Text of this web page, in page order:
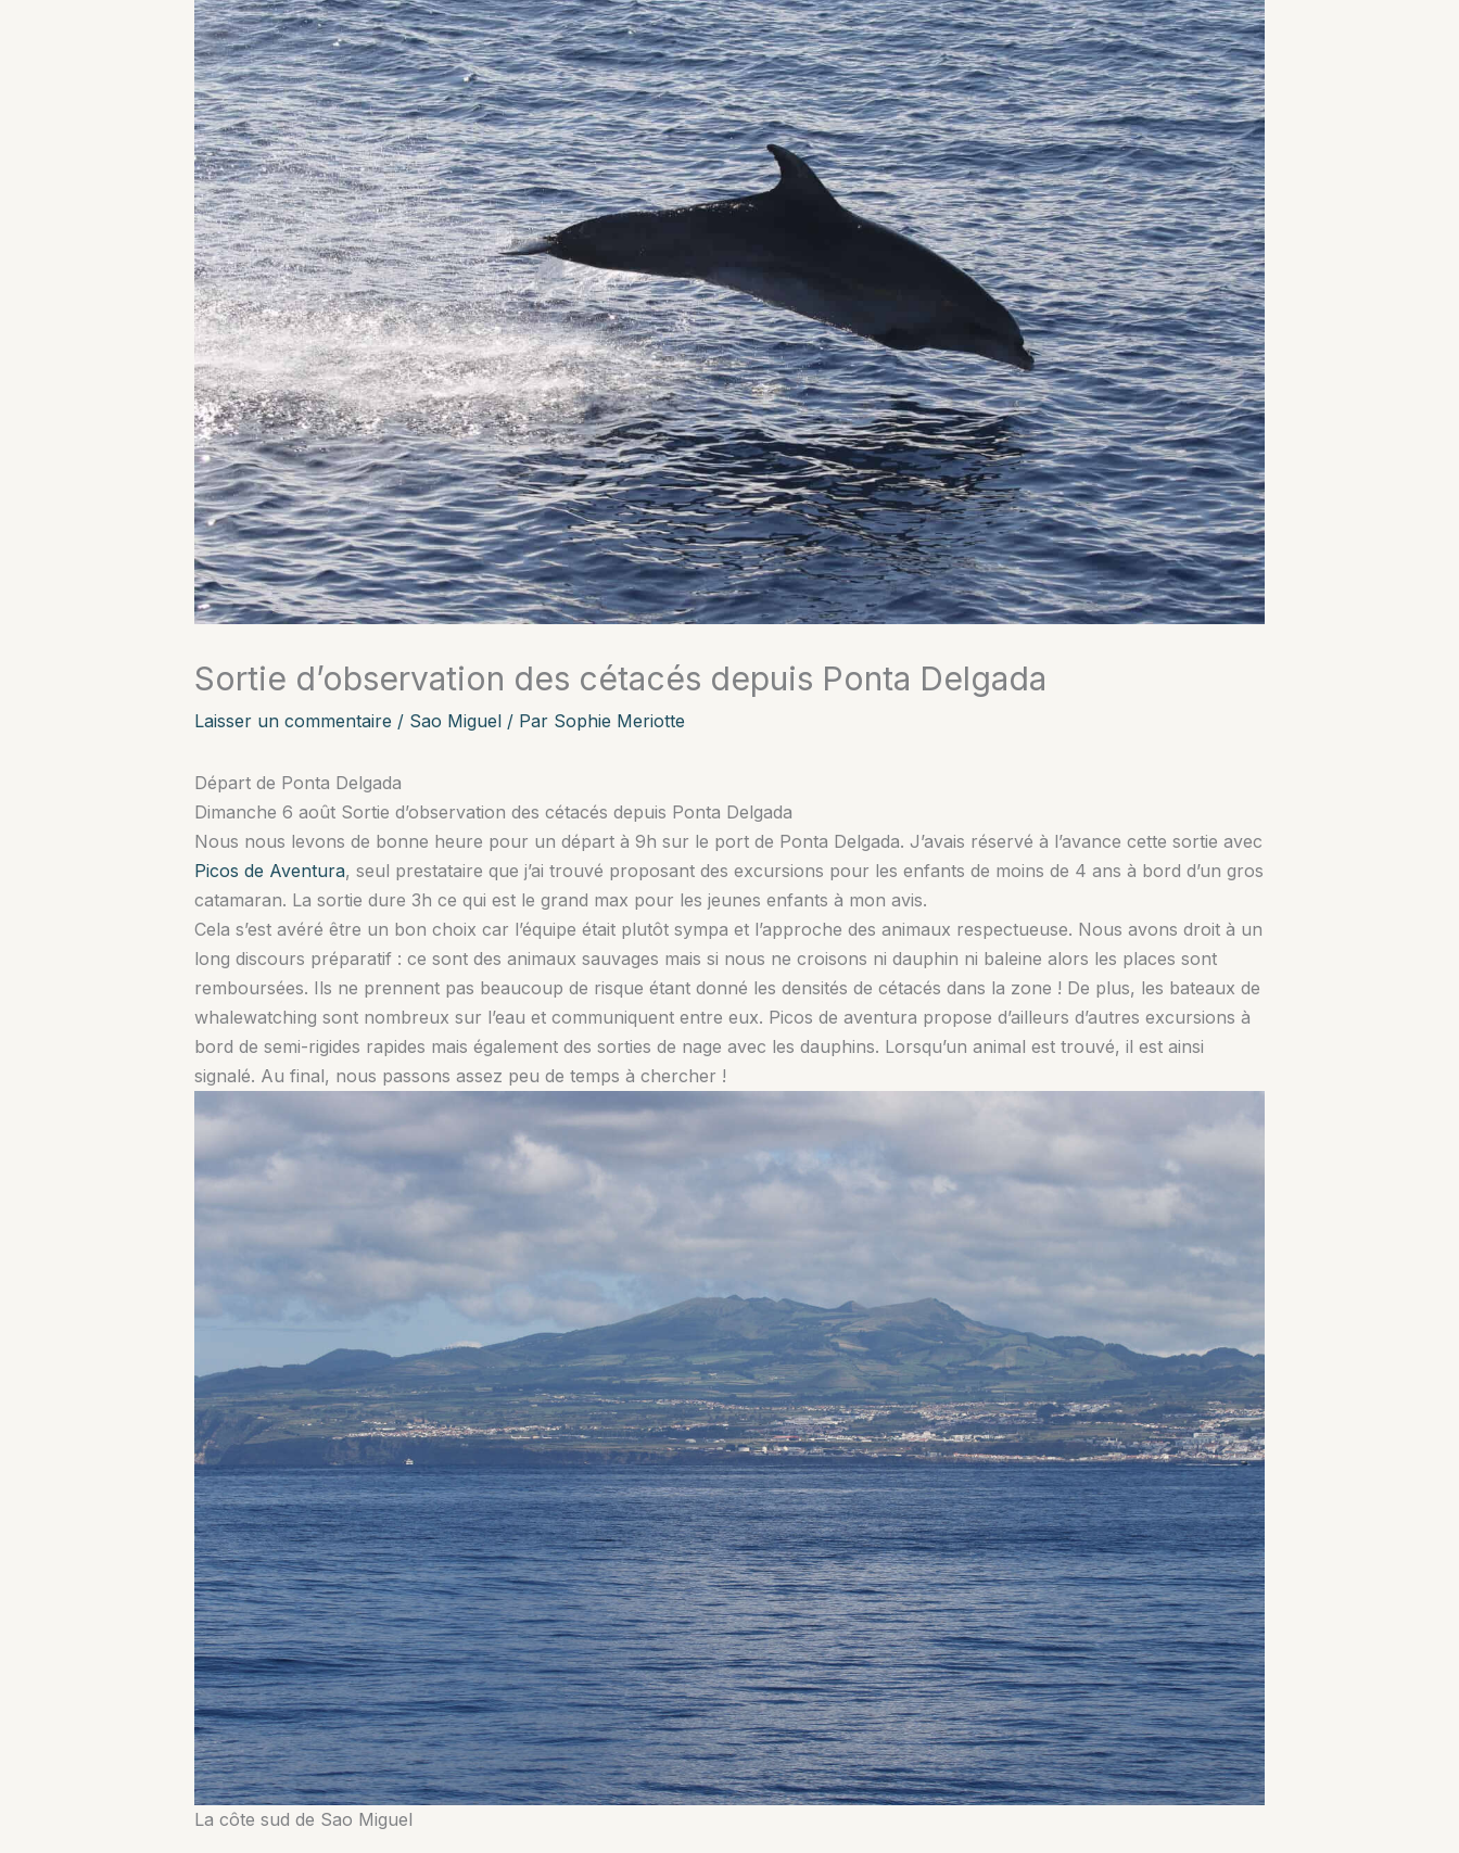
Sortie d’observation des cétacés depuis Ponta Delgada
Laisser un commentaire / Sao Miguel/ Par Sophie Meriotte
Départ de Ponta Delgada
Dimanche 6 août Sortie d’observation des cétacés depuis Ponta Delgada
Nous nous levons de bonne heure pour un départ à 9h sur le port de Ponta Delgada. J’avais réservé à l’avance cette sortie avec
Picos de Aventura, seul prestataire que j’ai trouvé proposant des excursions pour les enfants de moins de 4 ans à bord d’un gros
catamaran. La sortie dure 3h ce qui est le grand max pour les jeunes enfants à mon avis.
Cela s’est avéré être un bon choix car l’équipe était plutôt sympa et l’approche des animaux respectueuse. Nous avons droit à un
long discours préparatif : ce sont des animaux sauvages mais si nous ne croisons ni dauphin ni baleine alors les places sont
remboursées. Ils ne prennent pas beaucoup de risque étant donné les densités de cétacés dans la zone ! De plus, les bateaux de
whalewatching sont nombreux sur l’eau et communiquent entre eux. Picos de aventura propose d’ailleurs d’autres excursions à
bord de semi-rigides rapides mais également des sorties de nage avec les dauphins. Lorsqu’un animal est trouvé, il est ainsi
signalé. Au final, nous passons assez peu de temps à chercher !
La côte sud de Sao Miguel